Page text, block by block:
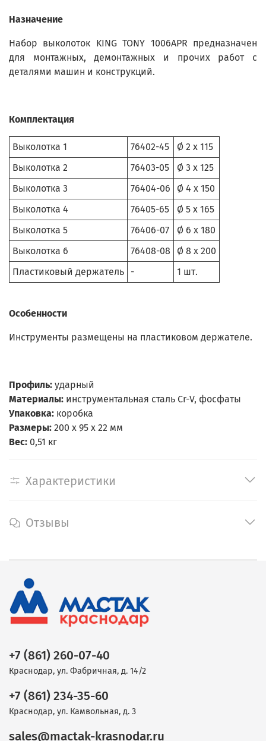
Назначение
Набор выколоток KING TONY 1006APR предназначен
для монтажных, демонтажных и прочих работ с
деталями машин и конструкций.
Комплектация
Выколотка 1 76402-45
Ø 2 x 115
Выколотка 2
76403-05
Ø 3 x 125
Выколотка 3
76404-06
Ø 4 x 150
Выколотка 4
76405-65
Ø 5 x 165
Выколотка 5
76406-07
Ø 6 x 180
Выколотка 6
76408-08
Ø 8 x 200
Пластиковый держатель
- 1 шт.
Особенности
Инструменты размещены на пластиковом держателе.
Профиль: ударный
Материалы: инструментальная сталь Cr-V, фосфаты
Упаковка: коробка
Размеры: 200 х 95 х 22 мм
Вес: 0,51 кг
Характеристики
Отзывы
+7 (861) 260-07-40
Краснодар, ул. Фабричная, д. 14/2
+7 (861) 234-35-60
Краснодар, ул. Камвольная, д. 3
sales@mactak-krasnodar.ru